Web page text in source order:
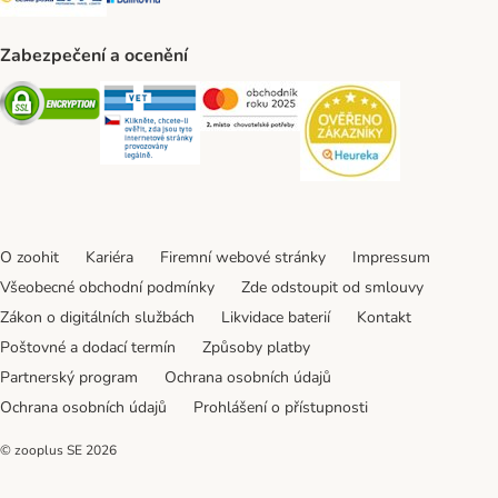
Zabezpečení a ocenění
Security Security Security
O zoohit Kariéra Firemní webové stránky
Impressum
Všeobecné obchodní podmínky
Zde odstoupit od smlouvy
Zákon o digitálních službách
Likvidace baterií
Kontakt
Poštovné a dodací termín
Způsoby platby
Partnerský program
Ochrana osobních údajů
Ochrana osobních údajů
Prohlášení o přístupnosti
© zooplus SE 2026